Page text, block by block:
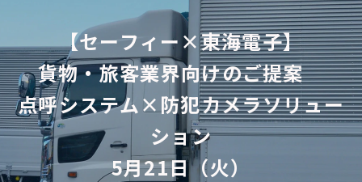
【セーフィー×東海電子】
貨物・旅客業界向けのご提案
点呼システム×防犯カメラソリュー
ション
5月21日（火）